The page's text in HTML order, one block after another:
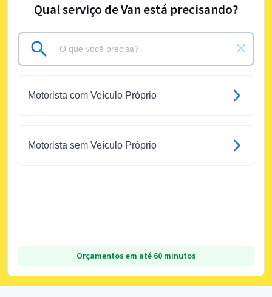
Qual serviço de Van está precisando?
Motorista com Veículo Próprio
Motorista sem Veículo Próprio
Orçamentos em até 60 minutos